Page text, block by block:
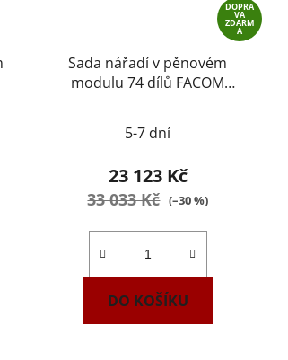
DOPRA
VA
ZDARM
A
Sada nářadí v pěnovém
modulu 74 dílů FACOM
5-7 dní
23 123 Kč
33 033 Kč (–30 %)
DO KOŠÍKU